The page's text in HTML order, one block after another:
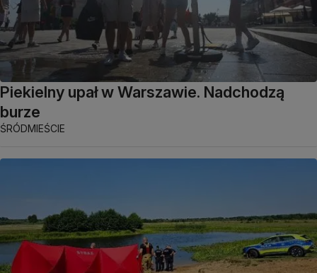
Piekielny upał w Warszawie. Nadchodzą
burze
ŚRÓDMIEŚCIE